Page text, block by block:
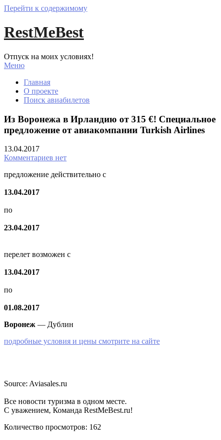
Перейти к содержимому
RestMeBest
Отпуск на моих условиях!
Меню
Главная
О проекте
Поиск авиабилетов
Из Воронежа в Ирландию от 315 €! Специальное
предложение от авиакомпании Turkish Airlines
13.04.2017
Комментариев нет
предложение действительно с
13.04.2017
по
23.04.2017
перелет возможен с
13.04.2017
по
01.08.2017
Воронеж — Дублин
подробные условия и цены смотрите на сайте
Source: Aviasales.ru
Все новости туризма в одном месте.
С уважением, Команда RestMeBest.ru!
Количество просмотров: 162